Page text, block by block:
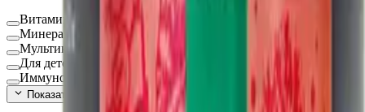
Витамины и минералы
Минералы
Мультикомплексы
Для детей
Иммуностимуляторы
Показать ещё (